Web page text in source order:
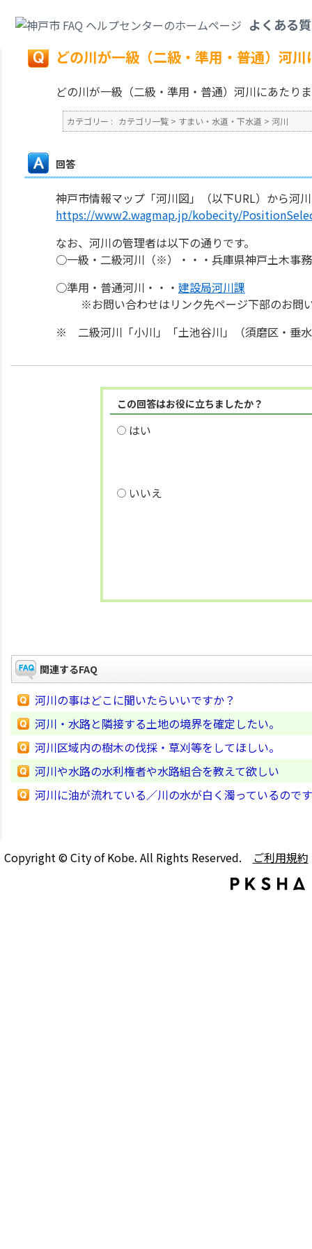
よくある
戻る
どの川が一級（二級・準用・普通）河
どの川が一級（二級・準用・普通）河川にあたり
カテゴリー : カテゴリ一覧 > すまい・水道・下水道 > 河川
回答
神戸市情報マップ「河川図」（以下URL）から河
https://www2.wagmap.jp/kobecity/
なお、河川の管理者は以下の通りです。
○一級・二級河川（※）・・・兵庫県神戸土木
○準用・普通河川・・・ 建設局河川課
※お問い合わせはリンク先ページ下部のお問
※ 二級河川「小川」「土池谷川」（須磨区・垂
この回答はお役に立ちましたか？
はい
いいえ
関連するFAQ
河川の事はどこに聞いたらいいですか？
河川・水路と隣接する土地の境界を確定したい。
河川区域内の樹木の伐採・草刈等をしてほしい。
河川や水路の水利権者や水路組合を教えて欲しい
河川に油が流れている／川の水が白く濁っているので
Copyright © City of Kobe. All Rights Reserved. ご利用規約